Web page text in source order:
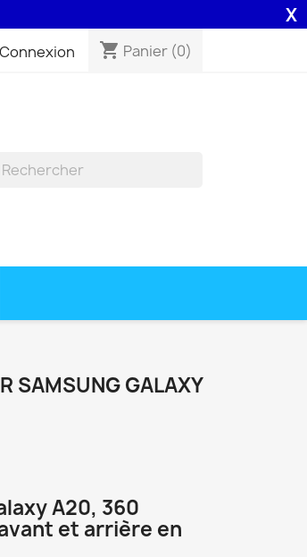
la Poste . X
Connexion shopping_cart Panier (0)
SAMSUNG GALAXY
A20, 360
et arrière en